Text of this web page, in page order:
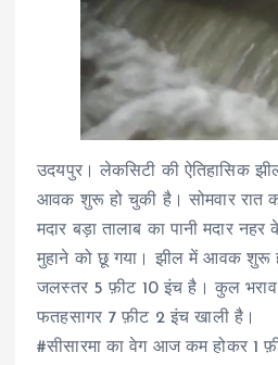
उदयपुर। लेकसिटी की ऐतिहासिक
आवक शुरू हो चुकी है। सोमवार रात
मदार बड़ा तालाब का पानी मदार
मुहाने को छू गया। झील में आवक शुरू
जलस्तर 5 फ़ीट 10 इंच है। कुल भराव
फतहसागर 7 फ़ीट 2 इंच खाली है।
#सीसारमा का वेग आज कम होकर 1